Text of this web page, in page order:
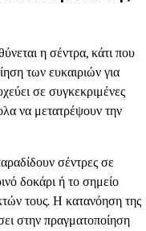
η σέντρα, κάτι που
των ευκαιριών για
σε συγκεκριμένες
να μετατρέψουν την
σέντρες σε
δοκάρι ή το σημείο
τους. Η κατανόηση της
στην πραγματοποίηση